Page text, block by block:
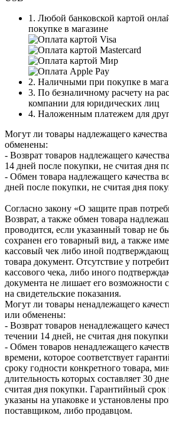
1. Любой банковской картой
покупке в магазине
2. Наличными при покупке в
3. По безналичному расчету на
компании для юридических лиц
4. Наложенным платежем для
Могут ли товары надлежащего
обменены:
- Возврат товаров надлежащего
14 дней после покупки, не считая дня
- Обмен товара надлежащего качества
дней после покупки, не считая дня
Согласно закону «О защите прав
Возврат, а также обмен товара
проводится, если указанный товар не
сохранен его товарный вид, а также
кассовый чек либо иной
товара документ. Отсутствие у
кассового чека, либо иного
документа не лишает его возможности
на свидетельские показания.
Могут ли товары ненадлежащего
или обменены:
- Возврат товаров ненадлежащего
течении 14 дней, не считая дня
- Обмен товаров ненадлежащего
времени, которое соответствует
сроку годности конкретного товара,
длительность которых составляет 30
считая дня покупки. Гарантийный срок
указаны на упаковке и установлены
поставщиком, либо продавцом.